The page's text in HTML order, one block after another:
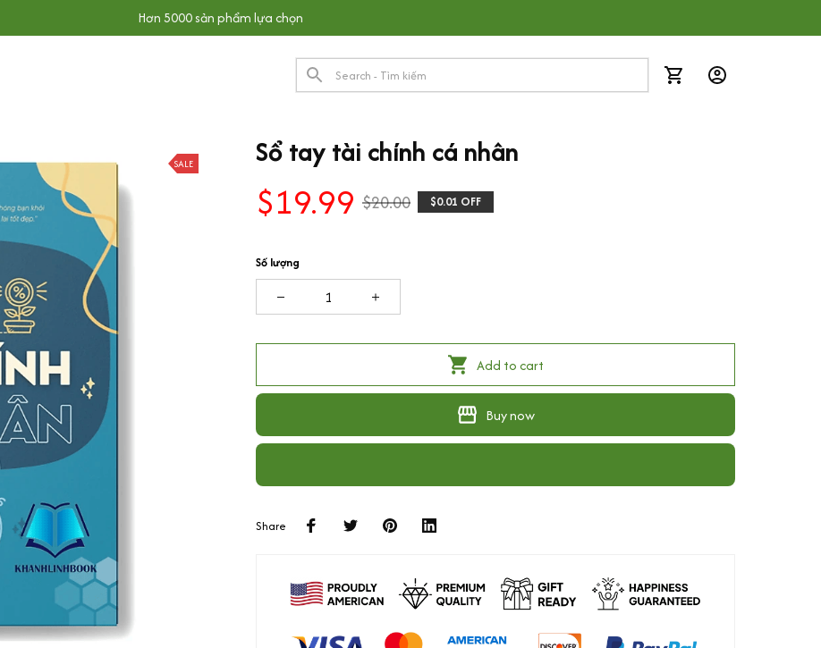
Hơn 5000 sản phẩm lựa chọn
SALE Sổ tay tài chính cá nhân
$19.99 $20.00 $0.01 OFF
Số lượng
Add to cart
Buy now
Share